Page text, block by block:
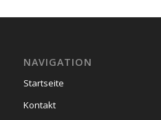
NAVIGATION
Startseite
Kontakt